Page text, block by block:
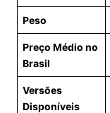
Peso
Preço Médio no
Brasil
Versões
Disponíveis